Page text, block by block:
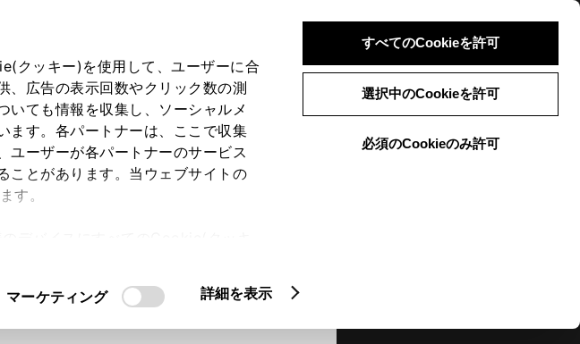
クッキー)を使用して、ユーザーに合
、広告の表示回数やクリック数の測
いても情報を収集し、ソーシャルメ
ます。各パートナーは、ここで収集
ユーザーが各パートナーのサービス
ことがあります。当ウェブサイトの
す。
マーケティング 詳細を表示
すべてのCookieを許可
選択中のCookieを許可
必須のCookieのみ許可
ログイン 検索 メニュー
。
札幌
宮城県 秋田県
メニュー
り
せん。